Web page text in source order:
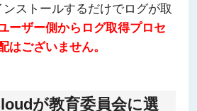
ストールするだけでログが取
ーザー側からログ取得プロセ
はございません。
が教育委員会に選